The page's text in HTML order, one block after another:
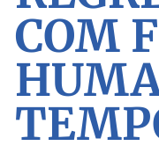
COM